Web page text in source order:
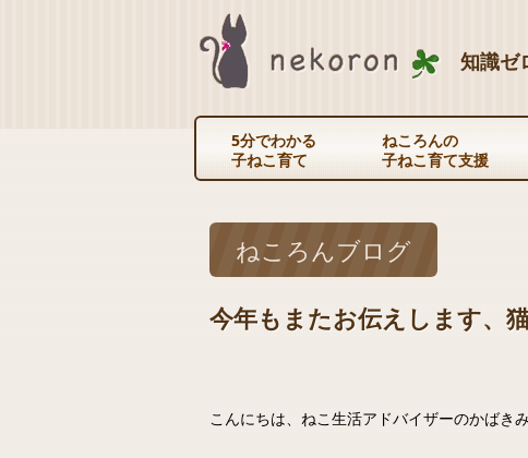
知識ゼ
5分でわかる
子ねこ育て
ねころんの
子ねこ育て支援
ねころんブログ
今年もまたお伝えします、
こんにちは、ねこ生活アドバイザーのかばきみ